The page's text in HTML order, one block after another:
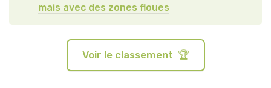
mais avec des zones floues
Voir le classement 🏆